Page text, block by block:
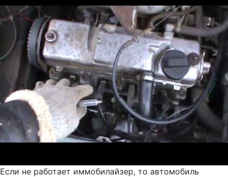
Если не работает иммобилайзер, то автомобиль